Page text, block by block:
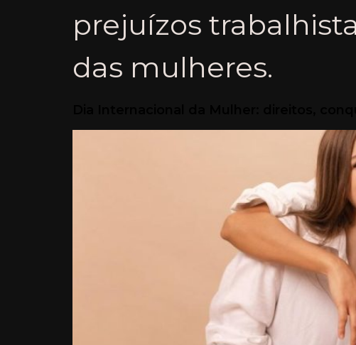
prejuízos
das mulheres.